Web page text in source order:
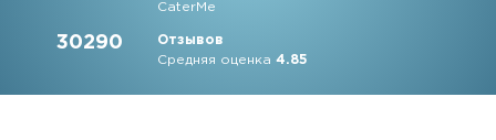
CaterMe
30290
Отзывов
Средняя оценка4.85